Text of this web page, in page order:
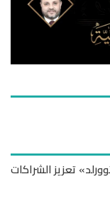
تعزيز الشراكات